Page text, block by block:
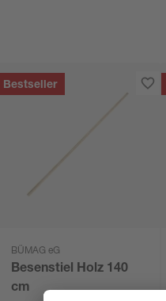
Bestseller
BÜMAG eG
Besenstiel Holz 140
cm